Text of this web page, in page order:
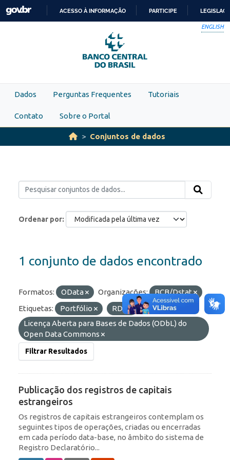
Skip to main content
PARA
O
CONTEÚDO
ACESSO À INFORMAÇÃO PARTICIPE
ENGLISH
Dados Perguntas Frequentes Tutoriais
Contato Sobre o Portal
Conjuntos de dados
Ordenar por
1 conjunto de dados encontrado
Formatos: OData Organizações:
BCB/Dstat
Etiquetas:
Portfólio RDE
Licenças:
Licença Aberta para Bases de Dados (ODbL) do
Open Data Commons
Filtrar Resultados
Publicação dos registros de capitais
estrangeiros
Os registros de capitais estrangeiros contemplam os
seguintes tipos de operações, criadas ou encerradas
em cada período data-base, no âmbito do sistema de
Registro Declaratório...